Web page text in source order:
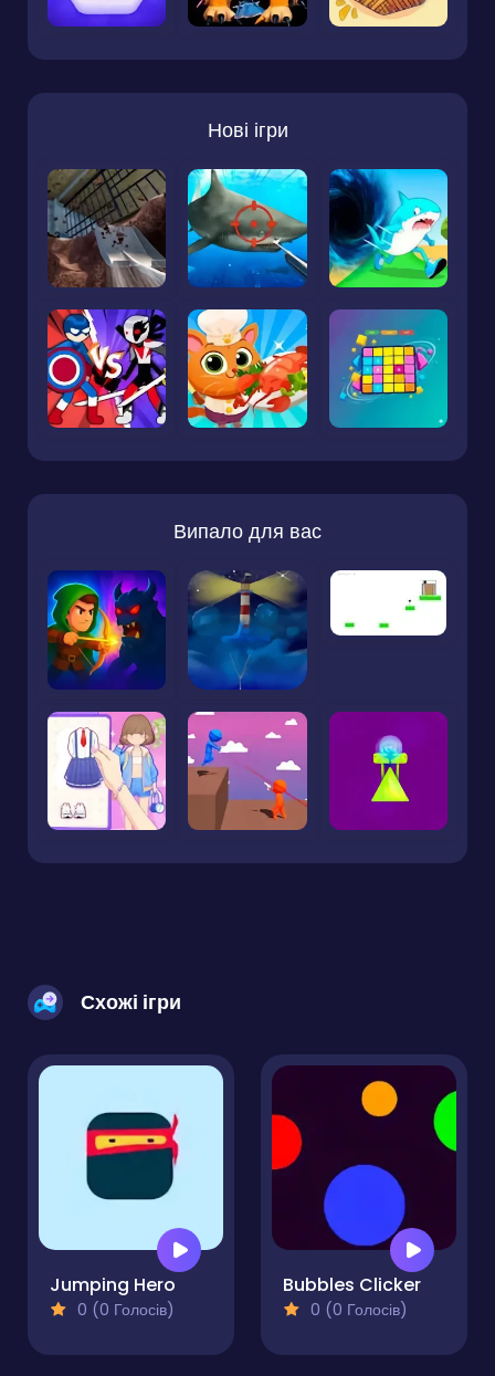
Нові ігри
Випало для вас
Схожі ігри
Jumping Hero
0 (0 Голосів)
Bubbles Clicker
0 (0 Голосів)